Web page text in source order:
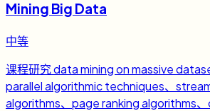
Mining Big Data
中等
课程研究 data mining on massive
parallel algorithmic techniques、
algorithms、page ranking algorithms